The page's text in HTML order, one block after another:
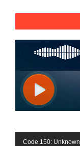
Reproductor
Code 150: